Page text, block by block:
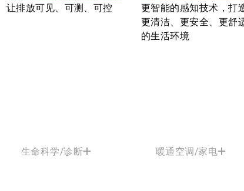
让排放可见、可测、可控
更智能的感知技术，打
更清洁、更安全、更舒
的生活环境
生命科学/诊断 暖通空调/家电